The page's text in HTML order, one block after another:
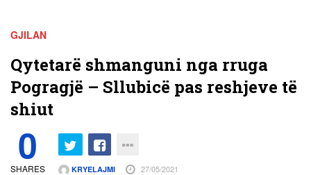
GJILAN
Qytetarë shmanguni nga rruga
Pogragjë – Sllubicë pas reshjeve të
shiut
0
SHARES KRYELAJMI 27/05/2021